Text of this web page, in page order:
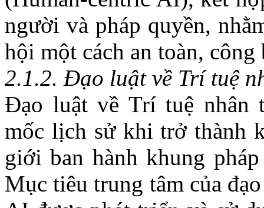
người và pháp quyền,
hội một cách an toàn, công
2.1.2. Đạo luật về Trí tuệ n
Đạo luật về Trí tuệ nhân
mốc lịch sử khi trở thành
giới ban hành khung
Mục tiêu trung tâm của